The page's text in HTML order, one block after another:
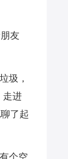
友
圾，
走进
了起
个空